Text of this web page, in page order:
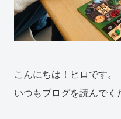
こんにちは！ヒロです。
いつもブログを読んでく